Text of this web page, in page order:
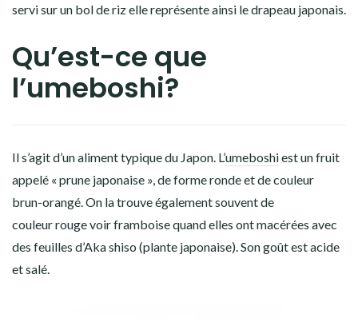
servi sur un bol de riz elle représente ainsi le drapeau japonais.
Qu’est-ce que
l’umeboshi?
Il s’agit d’un aliment typique du Japon. L’umeboshiest un fruit
appelé « prune japonaise », de forme ronde et de couleur
brun-orangé. On la trouve également souvent de
couleur rouge voir framboise quand elles ont macérées avec
des feuilles d’Aka shiso (plante japonaise). Son goût est acide
et salé.